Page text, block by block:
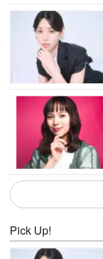
Pick Up!